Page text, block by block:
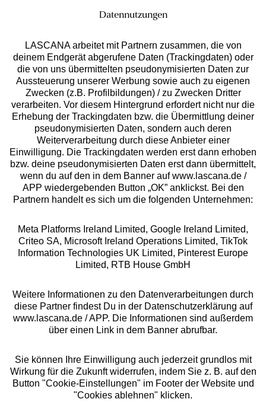
Services
Beratung
Über uns
Rechtliches
Alle Preise inkl. MwSt., zzgl.
Versandkosten
** Bonität vorausgesetzt, berechtigt zur Bonitätsprüfung
Datennutzungen
LASCANA arbeitet mit Partnern zusammen, die von
deinem Endgerät abgerufene Daten (Trackingdaten) oder
die von uns übermittelten pseudonymisierten Daten zur
Aussteuerung unserer Werbung sowie auch zu eigenen
Zwecken (z.B. Profilbildungen) / zu Zwecken Dritter
verarbeiten. Vor diesem Hintergrund erfordert nicht nur die
Erhebung der Trackingdaten bzw. die Übermittlung deiner
pseudonymisierten Daten, sondern auch deren
Weiterverarbeitung durch diese Anbieter einer
Einwilligung. Die Trackingdaten werden erst dann erhoben
bzw. deine pseudonymisierten Daten erst dann übermittelt,
wenn du auf den in dem Banner auf www.lascana.de /
APP wiedergebenden Button „OK” anklickst. Bei den
Partnern handelt es sich um die folgenden Unternehmen:
Meta Platforms Ireland Limited, Google Ireland Limited,
Criteo SA, Microsoft Ireland Operations Limited, TikTok
Information Technologies UK Limited, Pinterest Europe
Limited, RTB House GmbH
Weitere Informationen zu den Datenverarbeitungen durch
diese Partner findest Du in der Datenschutzerklärung auf
www.lascana.de / APP. Die Informationen sind außerdem
über einen Link in dem Banner abrufbar.
Sie können Ihre Einwilligung auch jederzeit grundlos mit
Wirkung für die Zukunft widerrufen, indem Sie z. B. auf den
Button "Cookie-Einstellungen" im Footer der Website und
"Cookies ablehnen" klicken.